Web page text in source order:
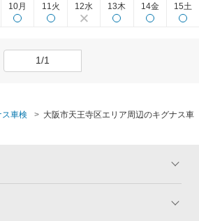
10月 11火 12水 13木 14金 15土
1/1
ス車検
大阪市天王寺区エリア周辺のキグナス車